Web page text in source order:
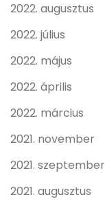
2022. augusztus
2022. július
2022. május
2022. április
2022. március
2021. november
2021. szeptember
2021. augusztus